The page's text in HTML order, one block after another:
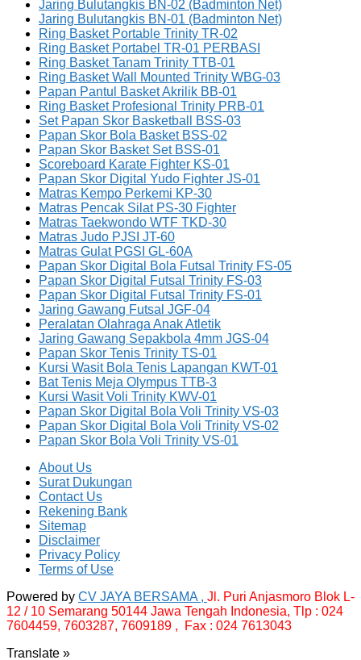
Jaring Bulutangkis BN-02 (Badminton Net)
Jaring Bulutangkis BN-01 (Badminton Net)
Ring Basket Portable Trinity TR-02
Ring Basket Portabel TR-01 PERBASI
Ring Basket Tanam Trinity TTB-01
Ring Basket Wall Mounted Trinity WBG-03
Papan Pantul Basket Akrilik BB-01
Ring Basket Profesional Trinity PRB-01
Set Papan Skor Basketball BSS-03
Papan Skor Bola Basket BSS-02
Papan Skor Basket Set BSS-01
Scoreboard Karate Fighter KS-01
Papan Skor Digital Yudo Fighter JS-01
Matras Kempo Perkemi KP-30
Matras Pencak Silat PS-30 Fighter
Matras Taekwondo WTF TKD-30
Matras Judo PJSI JT-60
Matras Gulat PGSI GL-60A
Papan Skor Digital Bola Futsal Trinity FS-05
Papan Skor Digital Futsal Trinity FS-03
Papan Skor Digital Futsal Trinity FS-01
Jaring Gawang Futsal JGF-04
Peralatan Olahraga Anak Atletik
Jaring Gawang Sepakbola 4mm JGS-04
Papan Skor Tenis Trinity TS-01
Kursi Wasit Bola Tenis Lapangan KWT-01
Bat Tenis Meja Olympus TTB-3
Kursi Wasit Voli Trinity KWV-01
Papan Skor Digital Bola Voli Trinity VS-03
Papan Skor Digital Bola Voli Trinity VS-02
Papan Skor Bola Voli Trinity VS-01
About Us
Surat Dukungan
Contact Us
Rekening Bank
Sitemap
Disclaimer
Privacy Policy
Terms of Use
Powered by CV JAYA BERSAMA , Jl. Puri Anjasmoro Blok L-
12 / 10 Semarang 50144 Jawa Tengah Indonesia, Tlp : 024
7604459, 7603287, 7609189 , Fax : 024 7613043
Translate »